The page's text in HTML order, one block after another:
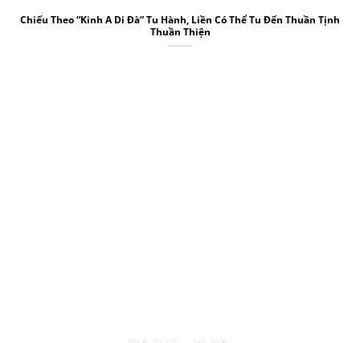
Chiếu Theo “Kinh A Di Đà” Tu Hành, Liền Có Thể Tu Đến Thuần Tịnh
Thuần Thiện